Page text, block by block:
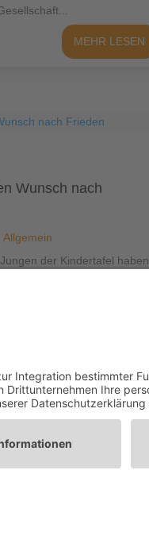
MEHR LESEN
Wunsch nach
Allgemein
der Kindertafel haben
MEHR LESEN